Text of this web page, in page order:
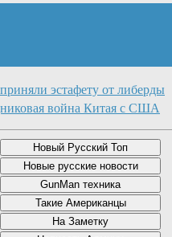
эстафету от либерды
война Китая с США